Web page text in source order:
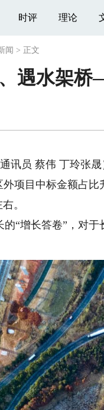
时评 理论
闻 > 正文
遇水架
员 蔡伟 丁玲张晟
项目中标金额占
。
增长答卷”，对于